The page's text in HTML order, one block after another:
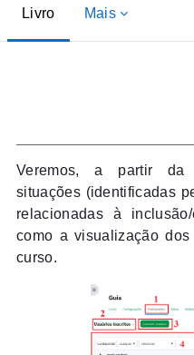
Livro Mais
Veremos, a partir da
situações (identificadas
relacionadas à
como a visualização
curso.